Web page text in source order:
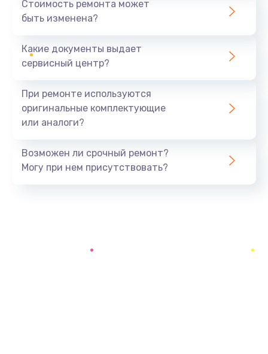
Замена шлейфа матрицы
Замена термопасты
Заказать
Замена процессора
Стоимость ремонта может
быть изменена?
Какие документы выдает
сервисный центр?
При ремонте используются
оригинальные комплектующие
или аналоги?
Возможен ли срочный ремонт?
Могу при нем присутствовать?